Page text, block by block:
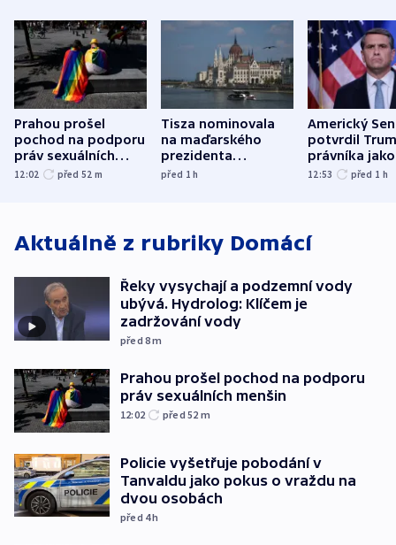
Prahou prošel
pochod na podporu
práv sexuálních
menšin
12:02 před 52 m
Tisza nominovala
na maďarského
prezidenta
bývalého šéfa
před 1h
Americký
potvrdil
právníka jako
ministra
12:53 před 1 h
Aktuálně z rubriky Domácí
Řeky vysychají a podzemní vody
ubývá. Hydrolog: Klíčem je
zadržování vody
před 8m
Prahou prošel pochod na podporu
práv sexuálních menšin
12:02 před 52 m
Policie vyšetřuje pobodání v
Tanvaldu jako pokus o vraždu na
dvou osobách
před 4h